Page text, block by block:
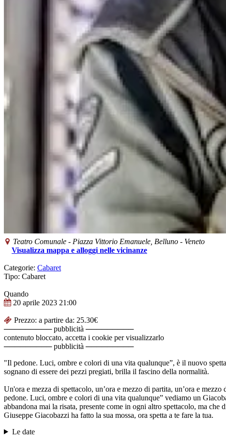
Teatro Comunale - Piazza Vittorio Emanuele, Belluno - Veneto
Visualizza mappa e alloggi nelle vicinanze
Categorie: Cabaret
Tipo: Cabaret
Quando
20 aprile 2023 21:00
Prezzo: a partire da: 25.30€
───────── pubblicità ─────────
contenuto bloccato, accetta i cookie per visualizzarlo
───────── pubblicità ─────────
"Il pedone. Luci, ombre e colori di una vita qualunque”, è il nuovo
sognano di essere dei pezzi pregiati, brilla il fascino della normalità.
Un'ora e mezza di spettacolo, un’ora e mezzo di partita, un’ora e
pedone. Luci, ombre e colori di una vita qualunque” vediamo un
abbandona mai la risata, presente come in ogni altro spettacolo, ma che
Giuseppe Giacobazzi ha fatto la sua mossa, ora spetta a te fare la tua.
Le date